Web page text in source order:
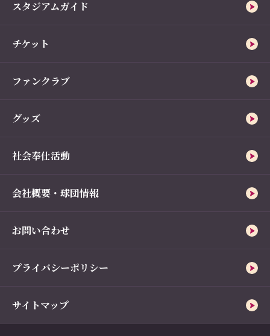
スタジアムガイド
チケット
ファンクラブ
グッズ
社会奉仕活動
会社概要・球団情報
お問い合わせ
プライバシーポリシー
サイトマップ